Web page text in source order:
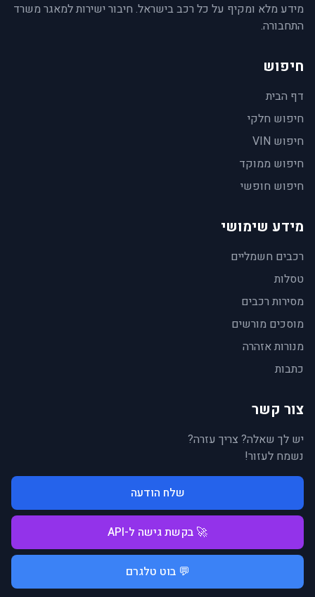
מידע מלא ומקיף על כל רכב בישראל. חיבור ישירות למאגר משרד
התחבורה.
חיפוש
דף הבית
חיפוש חלקי
חיפוש VIN
חיפוש ממוקד
חיפוש חופשי
מידע שימושי
רכבים חשמליים
טסלות
מסירות רכבים
מוסכים מורשים
מנורות אזהרה
כתבות
צור קשר
יש לך שאלה? צריך עזרה?
נשמח לעזור!
שלח הודעה
🚀 בקשת גישה ל-API
💬 בוט טלגרם